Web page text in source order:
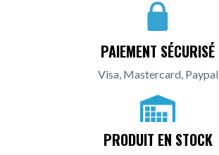
PAIEMENT SÉCURISÉ
Visa, Mastercard, Paypal
PRODUIT EN STOCK